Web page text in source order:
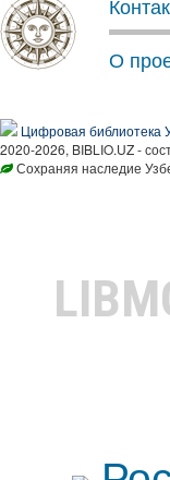
О
Цифровая библиотека
2020-2026, BIBLIO.UZ -
Сохраняя наследие